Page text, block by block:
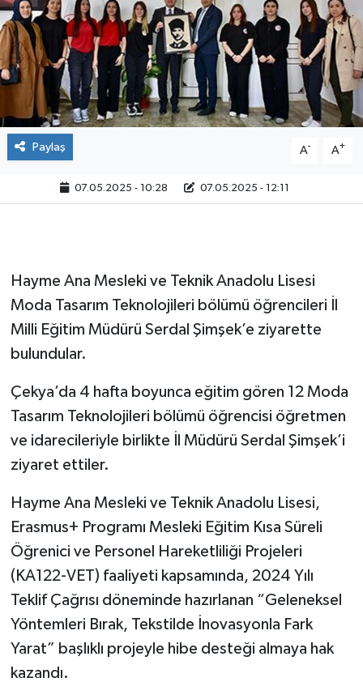
Paylaş A- A+
07.05.2025 - 10:28 07.05.2025 - 12:11
Hayme Ana Mesleki ve Teknik Anadolu Lisesi
Moda Tasarım Teknolojileri bölümü öğrencileri İl
Milli Eğitim Müdürü Serdal Şimşek’e ziyarette
bulundular.
Çekya’da 4 hafta boyunca eğitim gören 12 Moda
Tasarım Teknolojileri bölümü öğrencisi öğretmen
ve idarecileriyle birlikte İl Müdürü Serdal Şimşek’i
ziyaret ettiler.
Hayme Ana Mesleki ve Teknik Anadolu Lisesi,
Erasmus+ Programı Mesleki Eğitim Kısa Süreli
Öğrenici ve Personel Hareketliliği Projeleri
(KA122-VET) faaliyeti kapsamında, 2024 Yılı
Teklif Çağrısı döneminde hazırlanan “Geleneksel
Yöntemleri Bırak, Tekstilde İnovasyonla Fark
Yarat” başlıklı projeyle hibe desteği almaya hak
kazandı.